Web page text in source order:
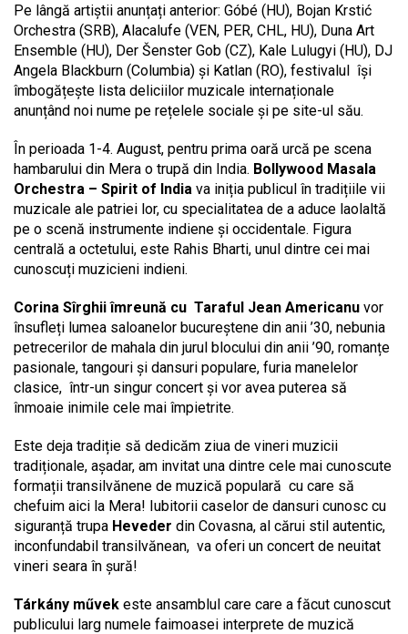
Pe lângă artiștii anunțați anterior: Góbé (HU), Bojan Krstić
Orchestra (SRB), Alacalufe (VEN, PER, CHL, HU), Duna Art
Ensemble (HU), Der Šenster Gob (CZ), Kale Lulugyi (HU), DJ
Angela Blackburn (Columbia) și Katlan (RO), festivalul își
îmbogățește lista deliciilor muzicale internaționale
anunțând noi nume pe rețelele sociale și pe site-ul său.
În perioada 1-4. August, pentru prima oară urcă pe scena
hambarului din Mera o trupă din India. Bollywood Masala
Orchestra – Spirit of India va iniția publicul în tradițiile vii
muzicale ale patriei lor, cu specialitatea de a aduce laolaltă
pe o scenă instrumente indiene și occidentale. Figura
centrală a octetului, este Rahis Bharti, unul dintre cei mai
cunoscuți muzicieni indieni.
Corina Sîrghii îmreună cu Taraful Jean Americanu vor
însufleți lumea saloanelor bucureștene din anii ’30, nebunia
petrecerilor de mahala din jurul blocului din anii ’90, romanțe
pasionale, tangouri și dansuri populare, furia manelelor
clasice, într-un singur concert și vor avea puterea să
înmoaie inimile cele mai împietrite.
Este deja tradiție să dedicăm ziua de vineri muzicii
tradiționale, așadar, am invitat una dintre cele mai cunoscute
formații transilvănene de muzică populară cu care să
chefuim aici la Mera! Iubitorii caselor de dansuri cunosc cu
siguranță trupa Heveder din Covasna, al cărui stil autentic,
inconfundabil transilvănean, va oferi un concert de neuitat
vineri seara în șură!
Tárkány művek este ansamblul care care a făcut cunoscut
publicului larg numele faimoasei interprete de muzică